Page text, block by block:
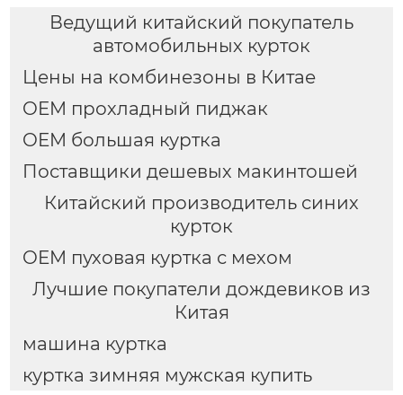
Ведущий китайский покупатель
автомобильных курток
Цены на комбинезоны в Китае
OEM прохладный пиджак
OEM большая куртка
Поставщики дешевых макинтошей
Китайский производитель синих
курток
OEM пуховая куртка с мехом
Лучшие покупатели дождевиков из
Китая
машина куртка
куртка зимняя мужская купить